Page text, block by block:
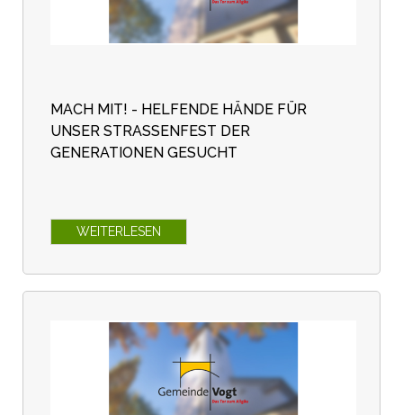
MACH MIT! - HELFENDE HÄNDE FÜR
UNSER STRASSENFEST DER G
ENERATIONEN GESUCHT
WEITERLESEN